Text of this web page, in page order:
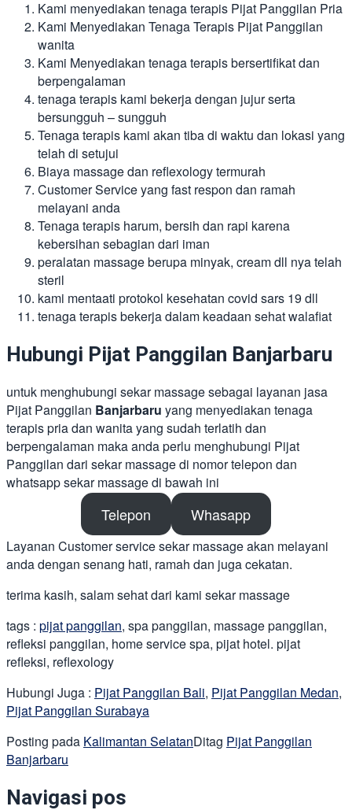
Kami menyediakan tenaga terapis Pijat Panggilan Pria
Kami Menyediakan Tenaga Terapis Pijat Panggilan
wanita
Kami Menyediakan tenaga terapis bersertifikat dan
berpengalaman
tenaga terapis kami bekerja dengan jujur serta
bersungguh – sungguh
Tenaga terapis kami akan tiba di waktu dan lokasi yang
telah di setujui
Biaya massage dan reflexology termurah
Customer Service yang fast respon dan ramah
melayani anda
Tenaga terapis harum, bersih dan rapi karena
kebersihan sebagian dari iman
peralatan massage berupa minyak, cream dll nya telah
steril
kami mentaati protokol kesehatan covid sars 19 dll
tenaga terapis bekerja dalam keadaan sehat walafiat
Hubungi Pijat Panggilan Banjarbaru
untuk menghubungi sekar massage sebagai layanan jasa
Pijat Panggilan Banjarbaru yang menyediakan tenaga
terapis pria dan wanita yang sudah terlatih dan
berpengalaman maka anda perlu menghubungi Pijat
Panggilan dari sekar massage di nomor telepon dan
whatsapp sekar massage di bawah ini
Telepon Whasapp
Layanan Customer service sekar massage akan melayani
anda dengan senang hati, ramah dan juga cekatan.
terima kasih, salam sehat dari kami sekar massage
tags : pijat panggilan, spa panggilan, massage panggilan,
refleksi panggilan, home service spa, pijat hotel. pijat
refleksi, reflexology
Hubungi Juga : Pijat Panggilan Bali, Pijat Panggilan Medan,
Pijat Panggilan Surabaya
Posting pada Kalimantan SelatanDitag Pijat Panggilan
Banjarbaru
Navigasi pos